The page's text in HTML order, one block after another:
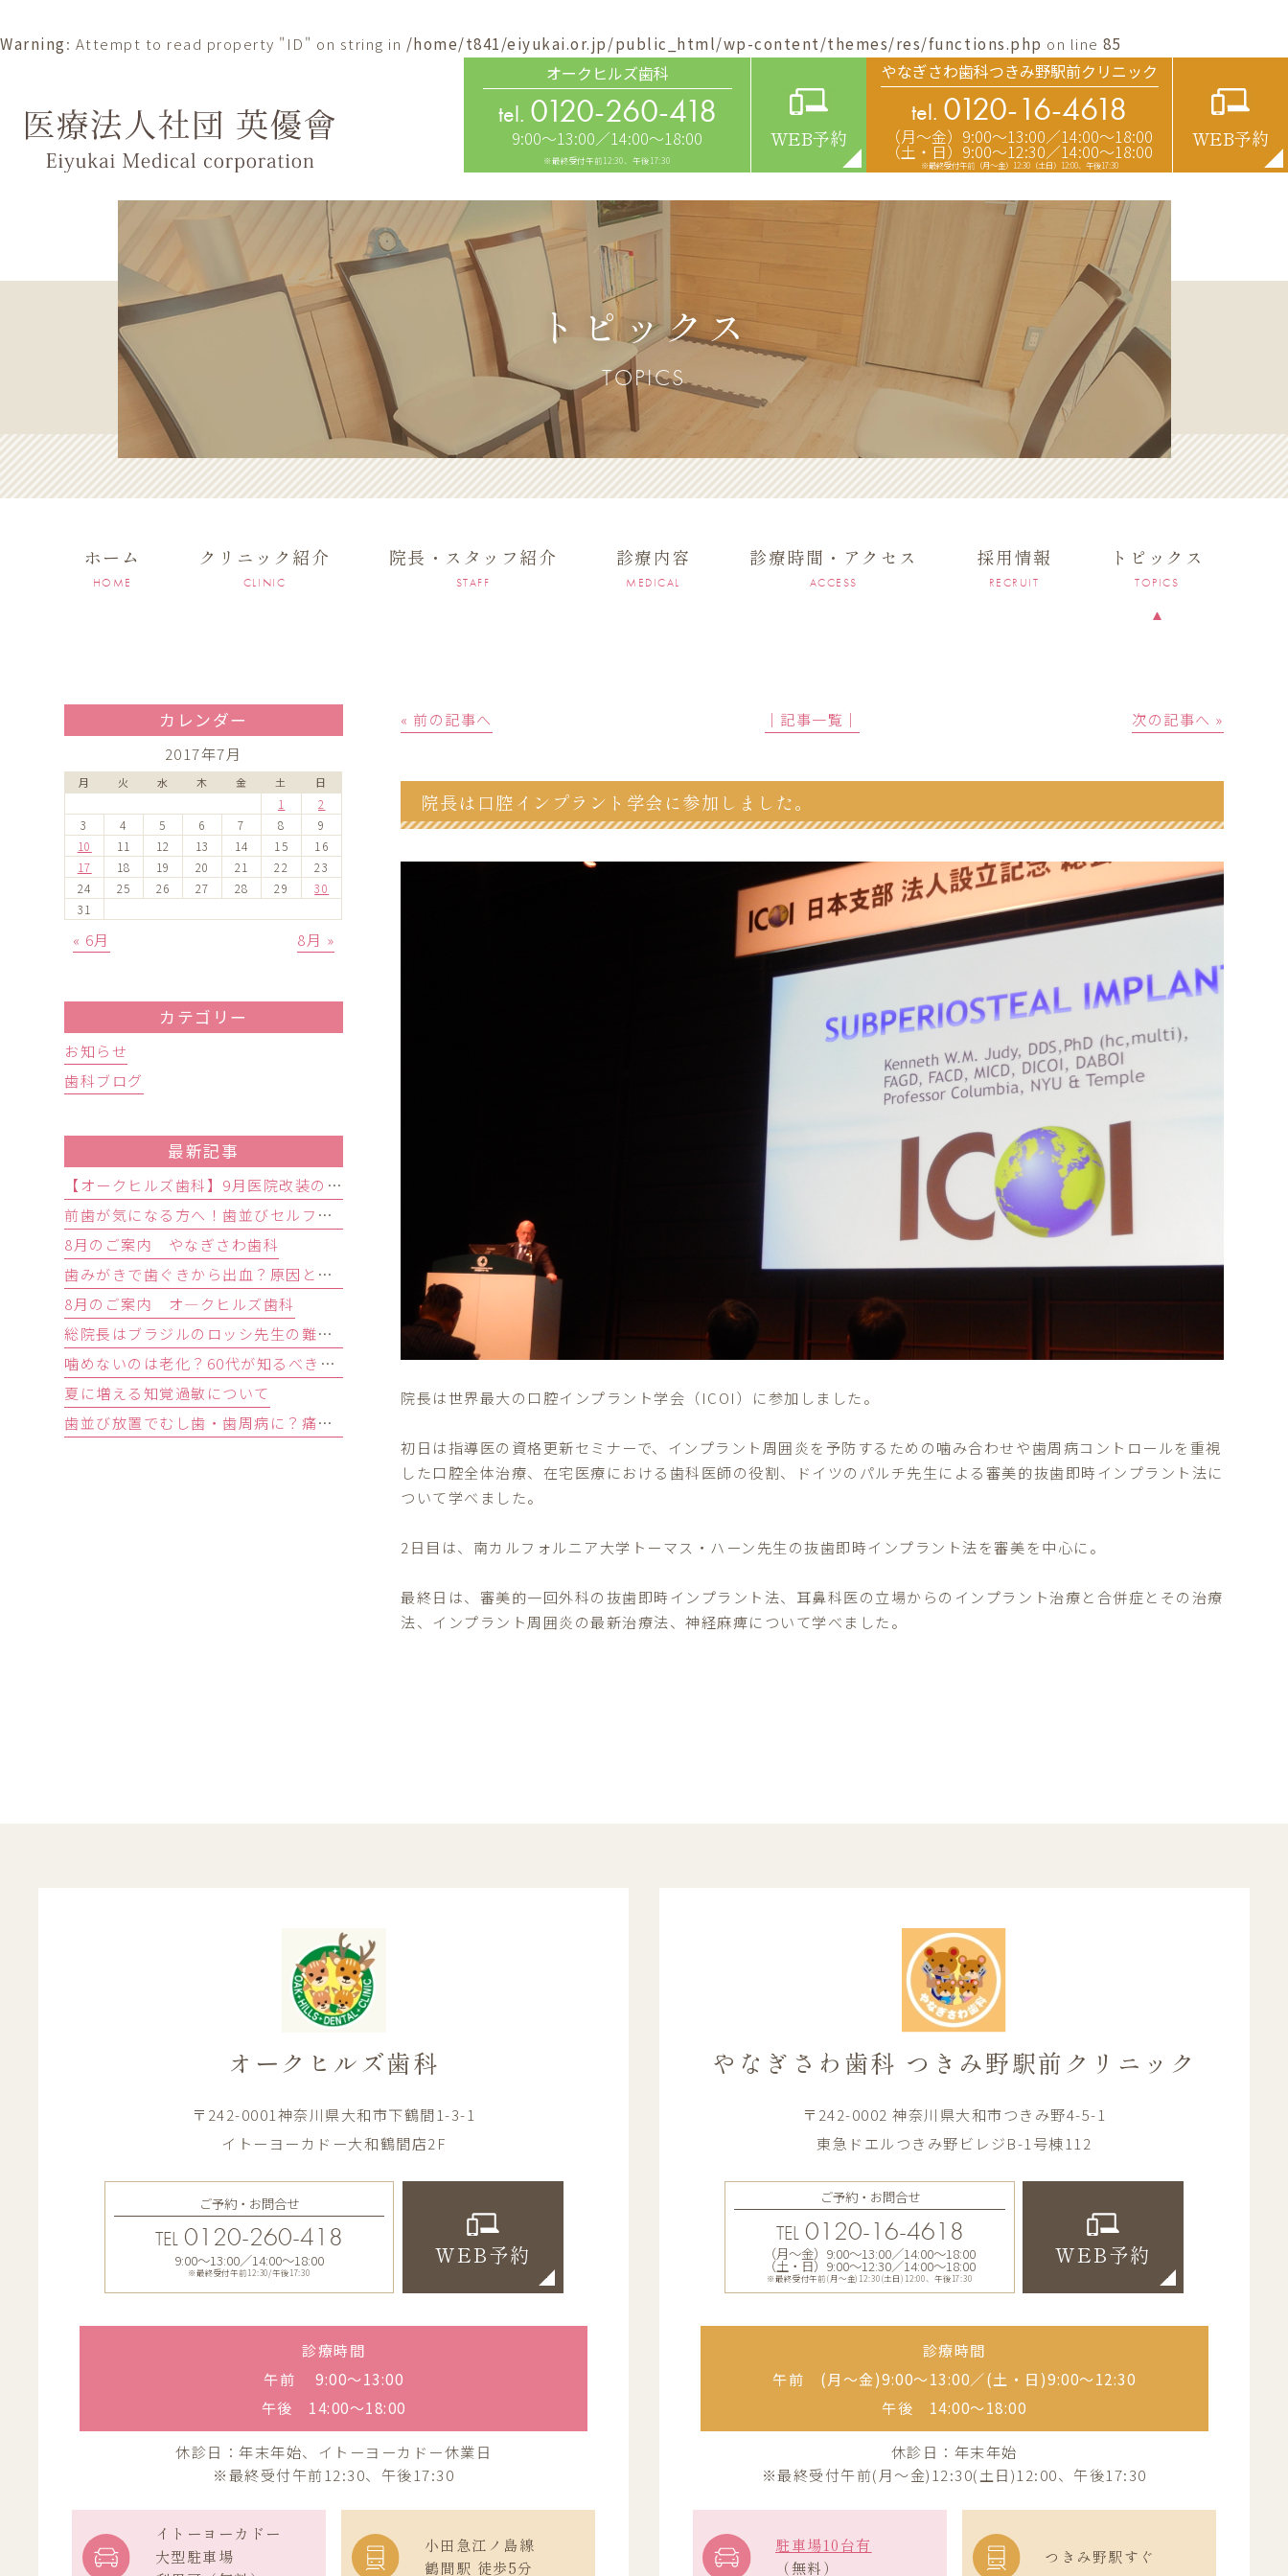
Warning: Attempt to read property "ID" on string in /home/t841/eiyukai.or.jp/public_html/wp-content/themes/res/functions.php on line85
オークヒルズ歯科
tel. 0120-260-418
9:00～13:00／14:00～18:00
※最終受付午前12:30、午後17:30
WEB予約
やなぎさわ歯科つきみ野駅前クリニック
tel. 0120-16-4618
（月〜金）9:00〜13:00／14:00〜18:00
（土・日）9:00〜12:30／14:00〜18:00
※最終受付午前（月～金）12:30（土日）12:00、午後17:30
WEB予約
トピックス
TOPICS
ホーム
HOME
クリニック紹介
CLINIC
院長・スタッフ紹介
STAFF
診療内容
MEDICAL
診療時間・アクセス
ACCESS
採用情報
RECRUIT
トピックス
TOPICS
« 前の記事へ │記事一覧│ 次の記事へ »
院長は口腔インプラント学会に参加しました。
院長は世界最大の口腔インプラント学会（ICOI）に参加しました。
初日は指導医の資格更新セミナーで、インプラント周囲炎を予防するための噛み合わせや歯周病コントロールを重視
した口腔全体治療、在宅医療における歯科医師の役割、ドイツのパルチ先生による審美的抜歯即時インプラント法に
ついて学べました。
2日目は、南カルフォルニア大学トーマス・ハーン先生の抜歯即時インプラント法を審美を中心に。
最終日は、審美的一回外科の抜歯即時インプラント法、耳鼻科医の立場からのインプラント治療と合併症とその治療
法、インプラント周囲炎の最新治療法、神経麻痺について学べました。
カレンダー
2017年7月
月 火 水 木 金 土 日
1
2
3
4 5 6 7 8
9
10
11 12 13 14 15
16
17
18 19 20 21 22
23
24
25 26 27 28 29
30
31
« 6月 8月 »
カテゴリー
お知らせ
歯科ブログ
最新記事
【オークヒルズ歯科】9月医院改装のお知らせ
前歯が気になる方へ！歯並びセルフチェックと治療が必要な目安
8月のご案内 やなぎさわ歯科
歯みがきで歯ぐきから出血？原因と歯周病の初期症状・受診目安を解説
8月のご案内 オ―クヒルズ歯科
総院長はブラジルのロッシ先生の難症例インプラントオペ研修会に参加しました。
噛めないのは老化？60代が知るべき原因と歯を残す精密治療
夏に増える知覚過敏について
歯並び放置でむし歯・歯周病に？痛みがなくても受診すべきサイン
オークヒルズ歯科
〒242-0001神奈川県大和市下鶴間1-3-1
イトーヨーカドー大和鶴間店2F
ご予約・お問合せ
TEL 0120-260-418
9:00〜13:00／14:00〜18:00
※最終受付午前12:30/午後17:30
WEB予約
診療時間
午前 9:00〜13:00
午後 14:00〜18:00
休診日：年末年始、イトーヨーカドー休業日
※最終受付午前12:30、午後17:30
イトーヨーカドー
大型駐車場
小田急江ノ島線
鶴間駅 徒歩5分
やなぎさわ歯科 つきみ野駅前クリニック
〒242-0002 神奈川県大和市つきみ野4-5-1
東急ドエルつきみ野ビレジB-1号棟112
ご予約・お問合せ
TEL0120-16-4618
（月〜金）9:00〜13:00／14:00〜18:00
（土・日）9:00〜12:30／14:00〜18:00
※最終受付午前(月～金)12:30(土日)12:00、午後17:30
WEB予約
診療時間
午前 (月〜金)9:00〜13:00／(土・日)9:00〜12:30
午後 14:00〜18:00
休診日：年末年始
※最終受付午前(月～金)12:30(土日)12:00、午後17:30
駐車場10台有
（無料）
つきみ野駅すぐ